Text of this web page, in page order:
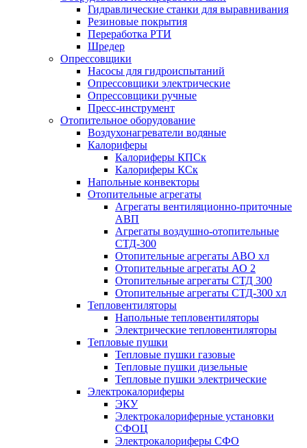
Гидравлические станки для выравнивания
Резиновые покрытия
Переработка РТИ
Шредер
Опрессовщики
Насосы для гидроиспытаний
Опрессовщики электрические
Опрессовщики ручные
Пресс-инструмент
Отопительное оборудование
Воздухонагреватели водяные
Калориферы
Калориферы КПСк
Калориферы КСк
Напольные конвекторы
Отопительные агрегаты
Агрегаты вентиляционно-приточные
АВП
Агрегаты воздушно-отопительные
СТД-300
Отопительные агрегаты АВО хл
Отопительные агрегаты АО 2
Отопительные агрегаты СТД 300
Отопительные агрегаты СТД-300 хл
Тепловентиляторы
Напольные тепловентиляторы
Электрические тепловентиляторы
Тепловые пушки
Тепловые пушки газовые
Тепловые пушки дизельные
Тепловые пушки электрические
Электрокалориферы
ЭКУ
Электрокалориферные установки
СФОЦ
Электрокалориферы СФО